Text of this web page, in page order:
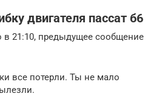
двигателя пассат б6
21:10, предыдущее сообщение
все потерли. Ты не мало